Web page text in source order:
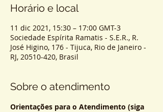
Horário e local
11 dic 2021, 15:30 – 17:00 GMT-3
Sociedade Espírita Ramatis - S.E.R., R.
José Higino, 176 - Tijuca, Rio de Janeiro -
RJ, 20510-420, Brasil
Sobre o atendimento
Orientações para o Atendimento (siga